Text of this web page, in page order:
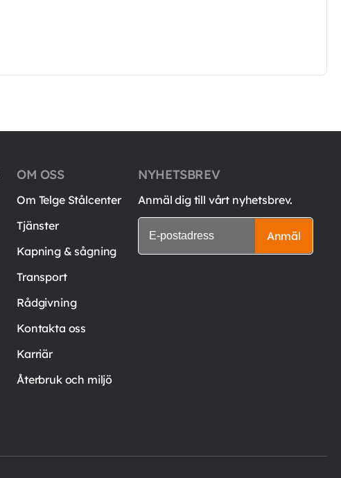
OM OSS
Om Telge Stålcenter
Tjänster
Kapning & sågning
Transport
Rådgivning
Kontakta oss
Karriär
Återbruk och miljö
NYHETSBREV
Anmäl dig till vårt nyhetsbrev.
Anmäl